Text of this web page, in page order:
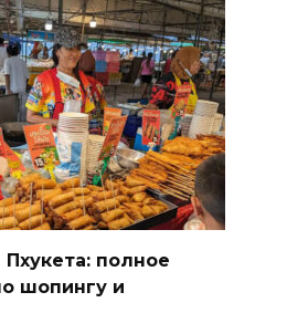
полное
шопингу и